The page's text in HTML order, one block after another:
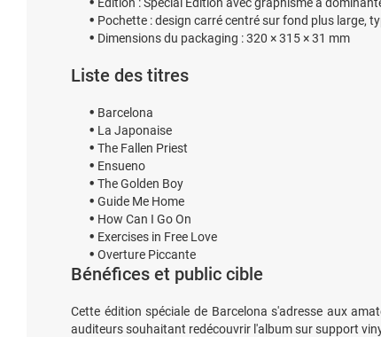
Pochette : design carré centré sur fond plus large,
Dimensions du packaging : 320 × 315 × 31 mm
Liste des titres
Barcelona
La Japonaise
The Fallen Priest
Ensueno
The Golden Boy
Guide Me Home
How Can I Go On
Exercises in Free Love
Overture Piccante
Bénéfices et public cible
Cette édition spéciale de Barcelona s'adresse aux
auditeurs souhaitant redécouvrir l'album sur support